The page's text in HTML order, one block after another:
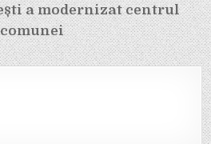
a modernizat centrul
comunei